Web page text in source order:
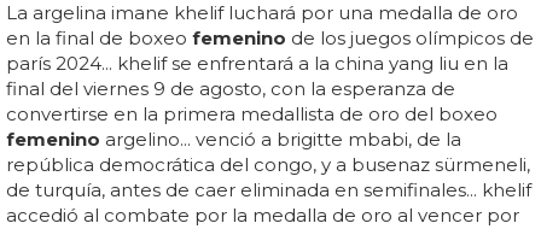
La argelina imane khelif luchará por una medalla de oro
en la final de boxeo femenino de los juegos olímpicos de
parís 2024... khelif se enfrentará a la china yang liu en la
final del viernes 9 de agosto, con la esperanza de
convertirse en la primera medallista de oro del boxeo
femenino argelino... venció a brigitte mbabi, de la
república democrática del congo, y a busenaz sürmeneli,
de turquía, antes de caer eliminada en semifinales... khelif
accedió al combate por la medalla de oro al vencer por